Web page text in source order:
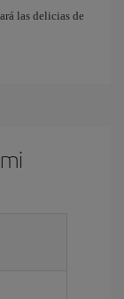
las delicias de